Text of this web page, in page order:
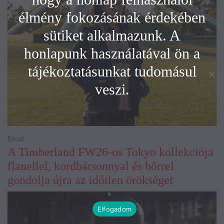
A Timberland FW26-os Tokyo kollekciója
flanellel, kordbársonnyal és bőrrel
gondolja újra az időtlen örökséget
Divat
élmény fokozásának érdekében
sütiket alkalmazunk. A
honlapunk használatával ön a
tájékoztatásunkat tudomásul
veszi.
Elfogadom